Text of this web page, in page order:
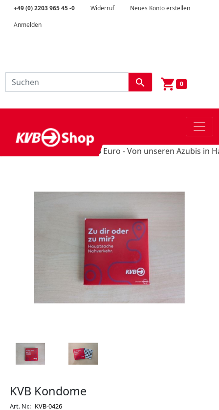
+49 (0) 2203 965 45 -0 Widerruf
Neues Konto erstellen
Anmelden
search shopping_cart 0
Schultüten-Unikate für 5 Euro - Von unseren Azubis in
KVB Kondome
Art. Nr.: KVB-0426